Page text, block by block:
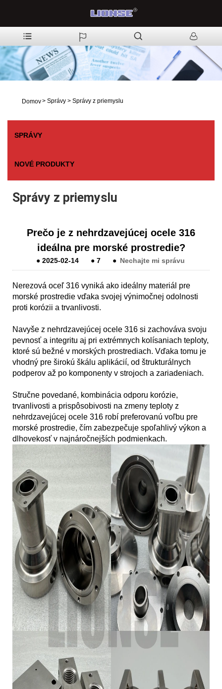
Domov> Správy > Správy z priemyslu
SPRÁVY
NOVÉ PRODUKTY
Správy z priemyslu
Prečo je z nehrdzavejúcej ocele 316
ideálna pre morské prostredie?
● 2025-02-14 ● 7 ● Nechajte mi správu
Nerezová oceľ 316 vyniká ako ideálny materiál pre
morské prostredie vďaka svojej výnimočnej odolnosti
proti korózii a trvanlivosti.
Navyše z nehrdzavejúcej ocele 316 si zachováva svoju
pevnosť a integritu aj pri extrémnych kolísaniach teploty,
ktoré sú bežné v morských prostrediach. Vďaka tomu je
vhodný pre širokú škálu aplikácií, od štrukturálnych
podperov až po komponenty v strojoch a zariadeniach.
Stručne povedané, kombinácia odporu korózie,
trvanlivosti a prispôsobivosti na zmeny teploty z
nehrdzavejúcej ocele 316 robí preferovanú voľbu pre
morské prostredie, čím zabezpečuje spoľahlivý výkon a
dlhovekosť v najnáročnejších podmienkach.